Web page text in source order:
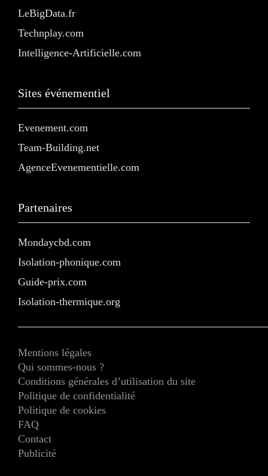
LeBigData.fr
Technplay.com
Intelligence-Artificielle.com
Sites événementiel
Evenement.com
Team-Building.net
AgenceEvenementielle.com
Partenaires
Mondaycbd.com
Isolation-phonique.com
Guide-prix.com
Isolation-thermique.org
Mentions légales
Qui sommes-nous ?
Conditions générales d’utilisation du site
Politique de confidentialité
Politique de cookies
FAQ
Contact
Publicité